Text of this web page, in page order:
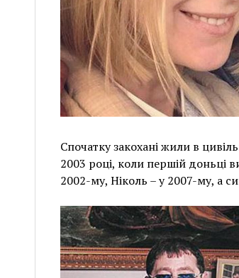
Спочатку закохані жили в
2003 році, коли першій доньці
2002-му, Ніколь – у 2007-му, а